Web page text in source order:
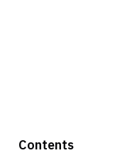
Contents